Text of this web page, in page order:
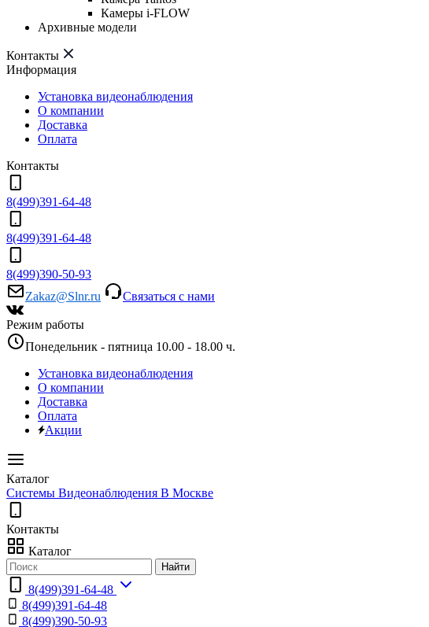
Камеры i-FLOW
Архивные модели
Контакты
Информация
Установка видеонаблюдения
О компании
Доставка
Оплата
Контакты
8(499)391-64-48
8(499)391-64-48
8(499)390-50-93
Zakaz@Slnr.ru
Связаться с нами
Режим работы
Понедельник - пятница 10.00 - 18.00 ч.
Установка видеонаблюдения
О компании
Доставка
Оплата
Акции
Каталог
Системы Видеонаблюдения В Москве
Контакты
Каталог
Найти
8(499)391-64-48
8(499)391-64-48
8(499)390-50-93